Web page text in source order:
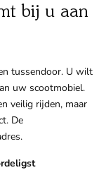
bij u aan
tussendoor. U wilt
uw scootmobiel.
veilig rijden, maar
De